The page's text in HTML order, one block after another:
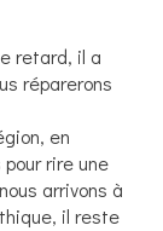
retard, il a
réparerons
en
rire une
arrivons à
il reste